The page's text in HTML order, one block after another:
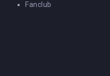
Fanclub